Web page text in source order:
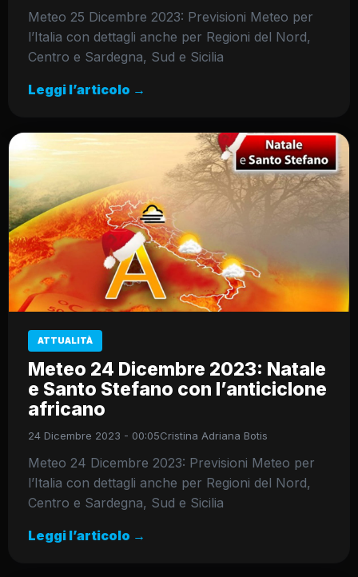
Meteo 25 Dicembre 2023: Previsioni Meteo per
l’Italia con dettagli anche per Regioni del Nord,
Centro e Sardegna, Sud e Sicilia
Leggi l’articolo →
ATTUALITÀ
Meteo 24 Dicembre 2023: Natale
e Santo Stefano con l’anticiclone
africano
24 Dicembre 2023 - 00:05Cristina Adriana Botis
Meteo 24 Dicembre 2023: Previsioni Meteo per
l’Italia con dettagli anche per Regioni del Nord,
Centro e Sardegna, Sud e Sicilia
Leggi l’articolo →